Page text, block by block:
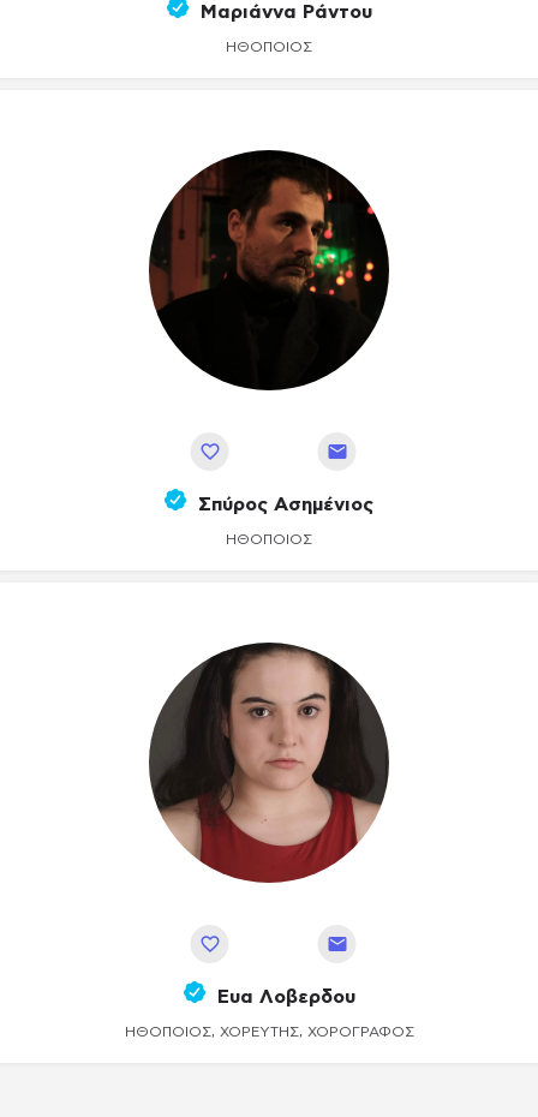
Μαριάννα Ράντου
ΗΘΟΠΟΙΌΣ
Σπύρος Ασημένιος
ΗΘΟΠΟΙΌΣ
Ευα Λοβερδου
ΗΘΟΠΟΙΌΣ, ΧΟΡΕΥΤΉΣ, ΧΟΡΟΓΡΆΦΟΣ